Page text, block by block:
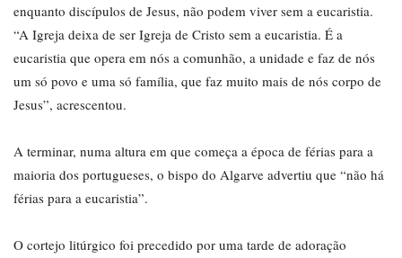
enquanto discípulos de Jesus, não podem viver sem a eucaristia.
“A Igreja deixa de ser Igreja de Cristo sem a eucaristia. É a
eucaristia que opera em nós a comunhão, a unidade e faz de nós
um só povo e uma só família, que faz muito mais de nós corpo de
Jesus”, acrescentou.
A terminar, numa altura em que começa a época de férias para a
maioria dos portugueses, o bispo do Algarve advertiu que “não há
férias para a eucaristia”.
O cortejo litúrgico foi precedido por uma tarde de adoração